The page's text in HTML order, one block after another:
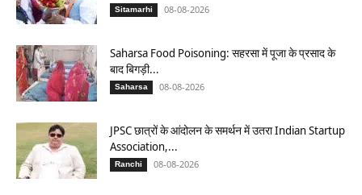
Sitamarhi 08-08-2026
Saharsa Food Poisoning: सहरसा में पूजा के प्रसाद के
बाद बिगड़ी...
Saharsa 08-08-2026
JPSC छात्रों के आंदोलन के समर्थन में उतरा Indian Startup
Association,...
Ranchi 08-08-2026